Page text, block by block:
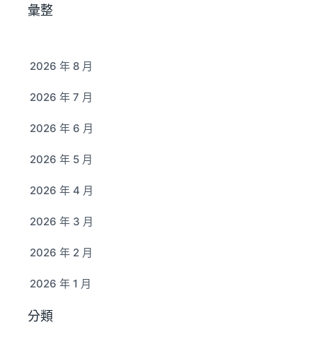
彙整
2026 年 8 月
2026 年 7 月
2026 年 6 月
2026 年 5 月
2026 年 4 月
2026 年 3 月
2026 年 2 月
2026 年 1 月
分類